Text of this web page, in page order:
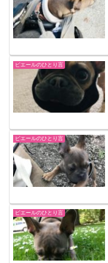
ピエールのひとり言
ピエールのひとり言
ピエールのひとり言